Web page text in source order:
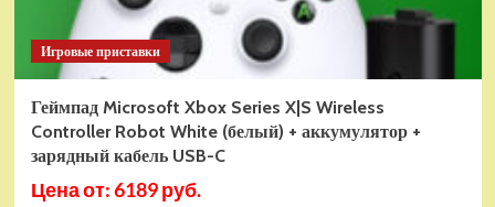
камуфляж)
Игровые приставки
Геймпад Microsoft Xbox Series X|S Wireless
Controller Robot White (белый) + аккумулятор +
зарядный кабель USB-C
Цена от: 6189 руб.